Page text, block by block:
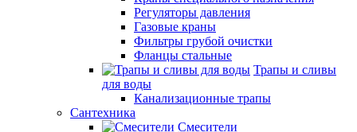
Регуляторы давления
Газовые краны
Фильтры грубой очистки
Фланцы стальные
Трапы и сливы
для воды
Канализационные трапы
Сантехника
Смесители